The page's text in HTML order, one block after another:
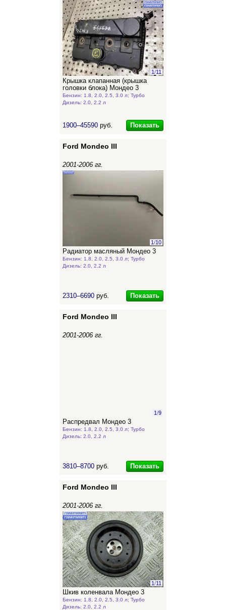
1/11
Крышка клапанная (крышка
головки блока) Мондео 3
Бензин: 1.8, 2.0, 2.5, 3.0 л; Турбо
Дизель: 2.0, 2.2 л
1900–45590 руб. Показать
Ford Mondeo III
2001-2006 гг.
1/10
Радиатор масляный Мондео 3
Бензин: 1.8, 2.0, 2.5, 3.0 л; Турбо
Дизель: 2.0, 2.2 л
2310–6690 руб. Показать
Ford Mondeo III
2001-2006 гг.
1/9
Распредвал Мондео 3
Бензин: 1.8, 2.0, 2.5, 3.0 л; Турбо
Дизель: 2.0, 2.2 л
3810–8700 руб. Показать
Ford Mondeo III
2001-2006 гг.
1/11
Шкив коленвала Мондео 3
Бензин: 1.8, 2.0, 2.5, 3.0 л; Турбо
Дизель: 2.0, 2.2 л